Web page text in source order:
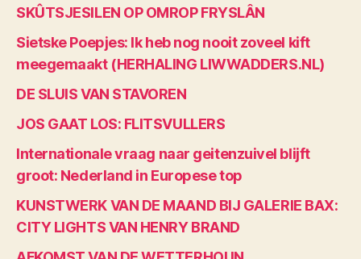
SKÛTSJESILEN OP OMROP FRYSLÂN
Sietske Poepjes: Ik heb nog nooit zoveel kift
meegemaakt (HERHALING LIWWADDERS.NL)
DE SLUIS VAN STAVOREN
JOS GAAT LOS: FLITSVULLERS
Internationale vraag naar geitenzuivel blijft
groot: Nederland in Europese top
KUNSTWERK VAN DE MAAND BIJ GALERIE BAX:
CITY LIGHTS VAN HENRY BRAND